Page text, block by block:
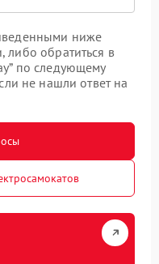
ниже
либо обратиться в
по следующему
не нашли ответ на